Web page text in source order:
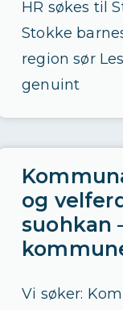
HR søkes til
Stokke
region sør
genuint
og
suohkan
Vi søker: